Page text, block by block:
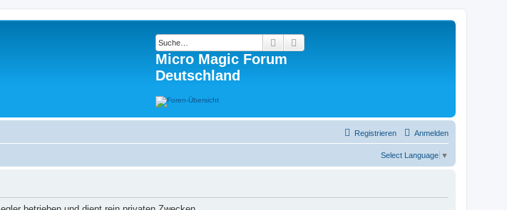
Suche
Micro Magic Forum
Deutschland
Anmelden
Registrieren
Select Language ▼